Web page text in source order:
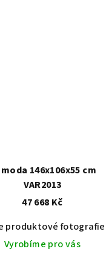
BT1551 Dub světlý
146x106x55 cm
VAR2013
47 668 Kč
produktové fotografie
Vyrobíme pro vás